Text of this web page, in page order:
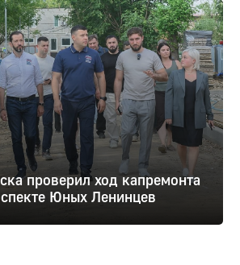
проверил ход капремонта
Юных Ленинцев